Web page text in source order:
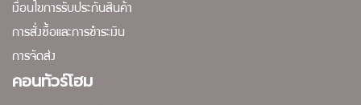
เงื่อนไขการรับประกันสินค้า
การสั่งซื้อและการชำระเงิน
การจัดส่ง
คอนทัวร์โฮม